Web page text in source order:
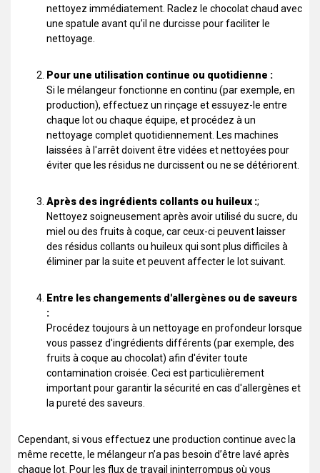
nettoyez immédiatement. Raclez le chocolat chaud avec
une spatule avant qu’il ne durcisse pour faciliter le
nettoyage.
Pour une utilisation continue ou quotidienne :
Si le mélangeur fonctionne en continu (par exemple, en
production), effectuez un rinçage et essuyez-le entre
chaque lot ou chaque équipe, et procédez à un
nettoyage complet quotidiennement. Les machines
laissées à l'arrêt doivent être vidées et nettoyées pour
éviter que les résidus ne durcissent ou ne se détériorent.
Après des ingrédients collants ou huileux :;
Nettoyez soigneusement après avoir utilisé du sucre, du
miel ou des fruits à coque, car ceux-ci peuvent laisser
des résidus collants ou huileux qui sont plus difficiles à
éliminer par la suite et peuvent affecter le lot suivant.
Entre les changements d'allergènes ou de saveurs
:
Procédez toujours à un nettoyage en profondeur lorsque
vous passez d'ingrédients différents (par exemple, des
fruits à coque au chocolat) afin d'éviter toute
contamination croisée. Ceci est particulièrement
important pour garantir la sécurité en cas d'allergènes et
la pureté des saveurs.
Cependant, si vous effectuez une production continue avec la
même recette, le mélangeur n’a pas besoin d’être lavé après
chaque lot. Pour les flux de travail ininterrompus où vous